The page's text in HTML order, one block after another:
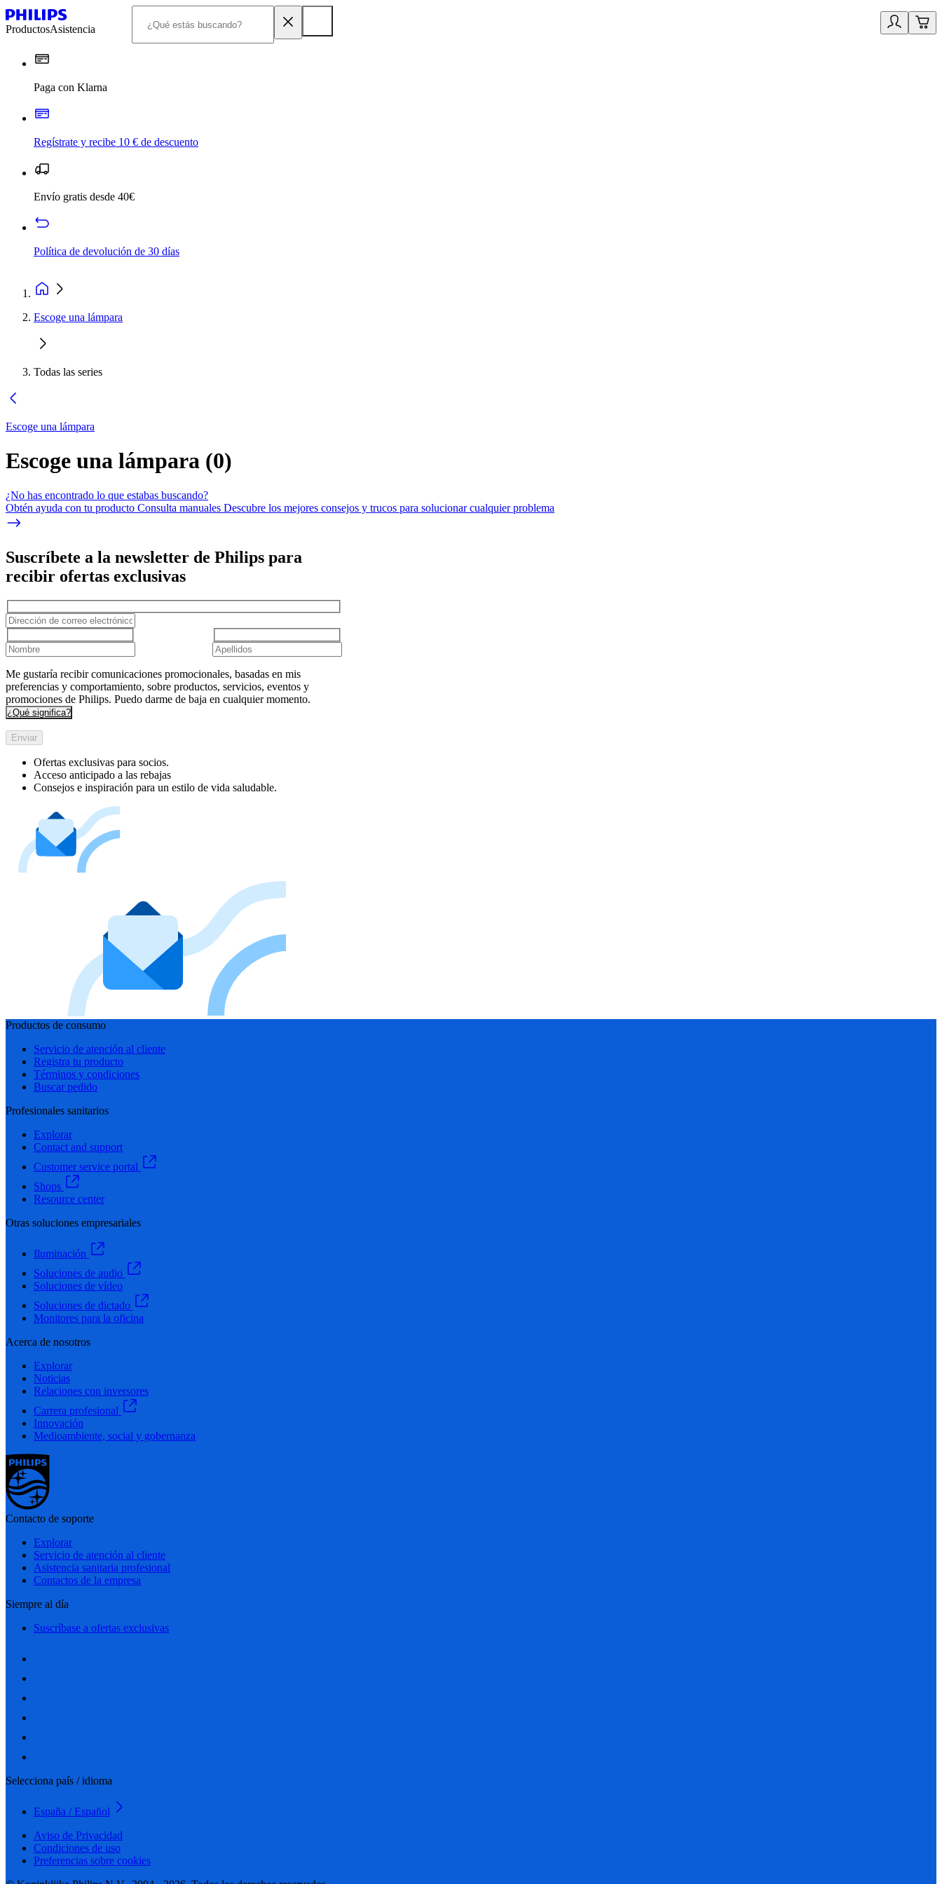
ProductosAsistencia
Paga con Klarna
Regístrate y recibe 10 € de descuento
Envío gratis desde 40€
Política de devolución de 30 días
Escoge una lámpara
Todas las series
Escoge una lámpara
Escoge una lámpara (0)
¿No has encontrado lo que estabas buscando?
Obtén ayuda con tu producto Consulta manuales Descubre los mejores consejos y trucos para solucionar cualquier problema
Suscríbete a la newsletter de Philips para
recibir ofertas exclusivas
Me gustaría recibir comunicaciones promocionales, basadas en mis
preferencias y comportamiento, sobre productos, servicios, eventos y
promociones de Philips. Puedo darme de baja en cualquier momento.
¿Qué significa?
Enviar
Ofertas exclusivas para socios.
Acceso anticipado a las rebajas
Consejos e inspiración para un estilo de vida saludable.
Productos de consumo
Servicio de atención al cliente
Registra tu producto
Términos y condiciones
Buscar pedido
Profesionales sanitarios
Explorar
Contact and support
Customer service portal
Shops
Resource center
Otras soluciones empresariales
Iluminación
Soluciones de audio
Soluciones de vídeo
Soluciones de dictado
Monitores para la oficina
Acerca de nosotros
Explorar
Noticias
Relaciones con inversores
Carrera profesional
Innovación
Medioambiente, social y gobernanza
Contacto de soporte
Explorar
Servicio de atención al cliente
Asistencia sanitaria profesional
Contactos de la empresa
Siempre al día
Suscríbase a ofertas exclusivas
Selecciona país / idioma
España / Español
Aviso de Privacidad
Condiciones de uso
Preferencias sobre cookies